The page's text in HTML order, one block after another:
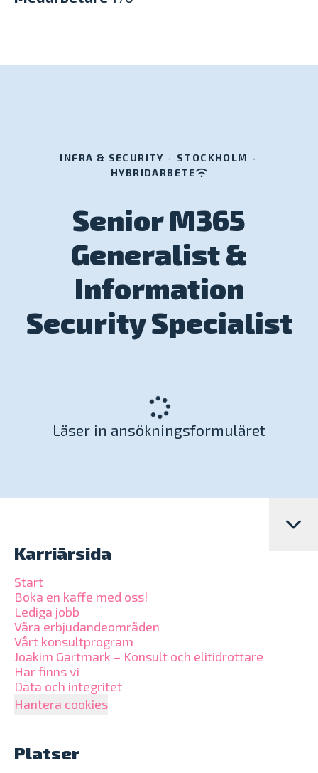
INFRA & SECURITY · STOCKHOLM ·
HYBRIDARBETE
Senior M365
Generalist &
Information
Security Specialist
Läser in ansökningsformuläret
Karriärsida
Start
Boka en kaffe med oss!
Lediga jobb
Våra erbjudandeområden
Vårt konsultprogram
Joakim Gartmark – Konsult och elitidrottare
Här finns vi
Data och integritet
Hantera cookies
Platser